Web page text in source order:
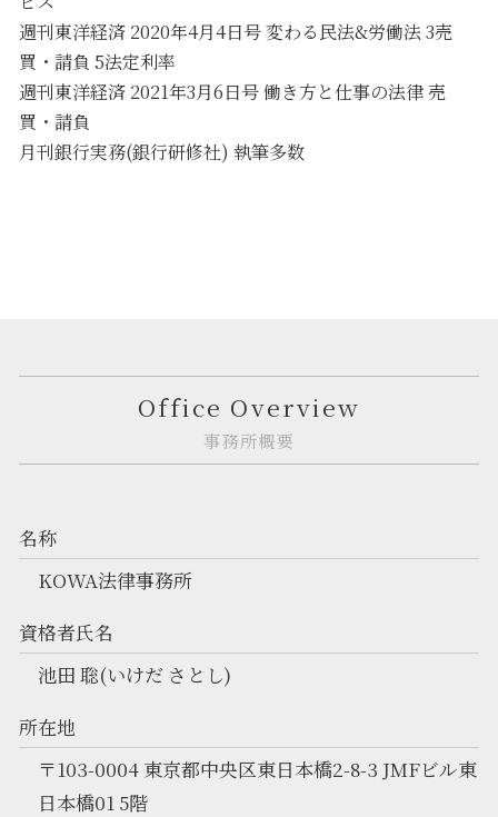
週刊東洋経済 2020年4月4日号 変わる民法&労働法 3売
買・請負 5法定利率
週刊東洋経済 2021年3月6日号 働き方と仕事の法律 売
買・請負
月刊銀行実務(銀行研修社) 執筆多数
Office Overview
事務所概要
名称
KOWA法律事務所
資格者氏名
池田 聡(いけだ さとし)
所在地
〒103-0004 東京都中央区東日本橋2-8-3 JMFビル東
日本橋01 5階